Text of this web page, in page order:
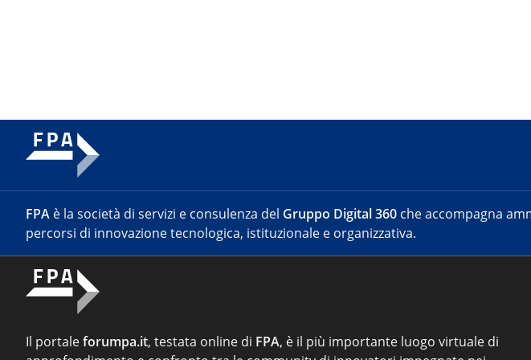
FPA è la società di servizi e consulenza del Gruppo Digital 360 che accompagna
percorsi di innovazione tecnologica, istituzionale e organizzativa.
Il portaleforumpa.it, testata online di FPA, è il più importante luogo virtuale di